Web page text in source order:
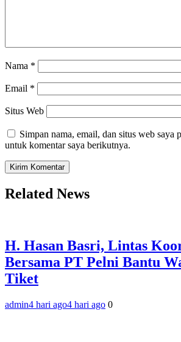
Nama *
Email *
Situs Web
Simpan nama, email, dan situs web saya
untuk komentar saya berikutnya.
Related News
H. Hasan Basri, Lintas
Bersama PT Pelni Bantu
Tiket
admin4 hari ago4 hari ago 0